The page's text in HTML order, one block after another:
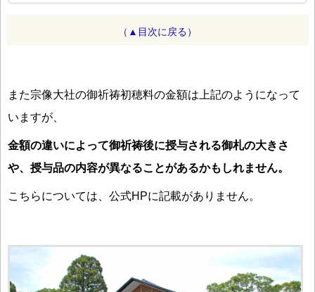
（▲目次に戻る）
また宗像大社の御祈祷初穂料の金額は上記のようになって
いますが、
金額の違いによって御祈祷後に授与される御札の大きさ
や、授与品の内容が異なることがあるかもしれません。
こちらについては、公式HPに記載がありません。